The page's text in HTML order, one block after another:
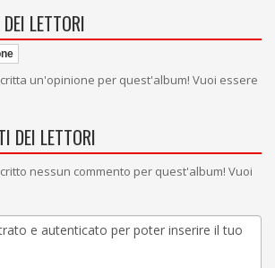
LETTORI
un'opinione per quest'album! Vuoi essere
DEI LETTORI
nessun commento per quest'album! Vuoi